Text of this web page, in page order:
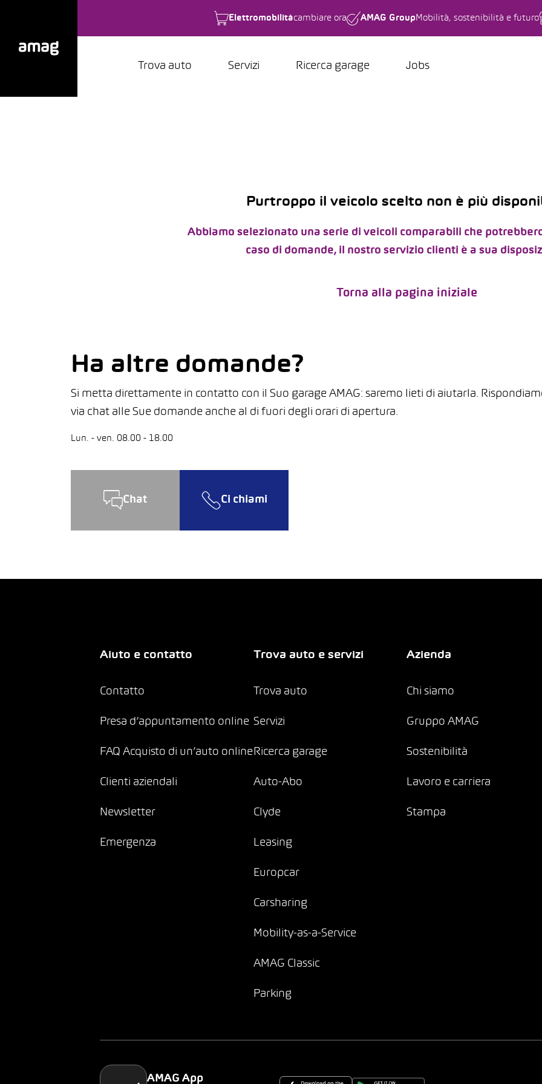
Elettromobilitàcambiare ora AMAG Group Mobilità, sostenibilità e futuro
Trova auto Servizi Ricerca garage Jobs
Purtroppo il veicolo scelto non è più
Abbiamo selezionato una serie di veicoli comparabili che
caso di domande, il nostro servizio clienti è a sua
Torna alla pagina iniziale
Ha altre domande?
Si metta direttamente in contatto con il Suo garage AMAG: saremo lieti di aiutarla.
via chat alle Sue domande anche al di fuori degli orari di apertura.
Lun. - ven. 08.00 - 18.00
Chat Ci chiami
Aiuto e contatto
Contatto
Presa d’appuntamento online
FAQ Acquisto di un’auto online
Clienti aziendali
Newsletter
Emergenza
Trova auto e servizi
Trova auto
Servizi
Ricerca garage
Auto-Abo
Clyde
Leasing
Europcar
Carsharing
Mobility-as-a-Service
AMAG Classic
Parking
Azienda
Chi siamo
Gruppo AMAG
Sostenibilità
Lavoro e carriera
Stampa
AMAG App